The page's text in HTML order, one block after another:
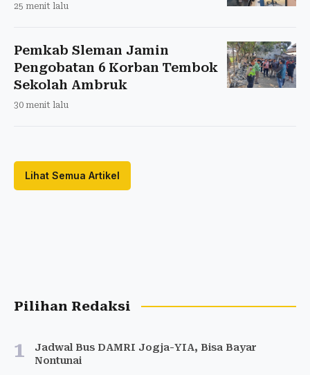
25 menit lalu
Pemkab Sleman Jamin
Pengobatan 6 Korban Tembok
Sekolah Ambruk
30 menit lalu
Lihat Semua Artikel
Pilihan Redaksi
1
Jadwal Bus DAMRI Jogja-YIA, Bisa Bayar
Nontunai